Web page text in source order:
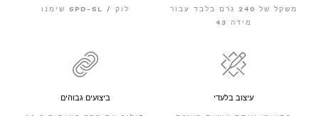
שימנו SPD-SL / לוק
משקל של 240 גרם בלבד עבור
מידה 43
ביצועים גבוהים עיצוב בלעדי